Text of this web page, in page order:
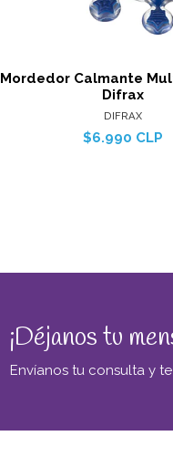
Mordedor Calmante
Difrax
DIFRAX
$6.990 CLP
¡Déjanos tu
Envíanos tu consulta y